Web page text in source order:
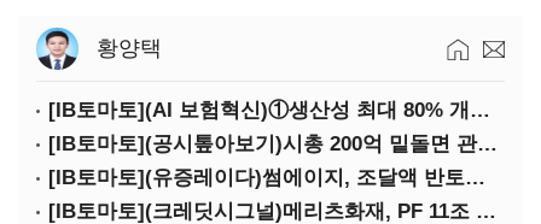
황양택
[IB토마토](AI 보험혁신)①생산성 최대 80% 개선…현실은 '실행 격차'
[IB토마토](공시톺아보기)시총 200억 밑돌면 관리종목…상폐 피하려면
[IB토마토](유증레이다)썸에이지, 조달액 반토막…시총 200억 못 넘으면 철회
[IB토마토](크레딧시그널)메리츠화재, PF 11조 노출…부동산 사업성 저하 우려